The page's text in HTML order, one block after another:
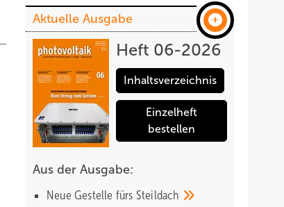
Aktuelle Ausgabe
Heft 06-2026
Inhaltsverzeichnis
Einzelheft
bestellen
Aus der Ausgabe:
Neue Gestelle fürs Steildach